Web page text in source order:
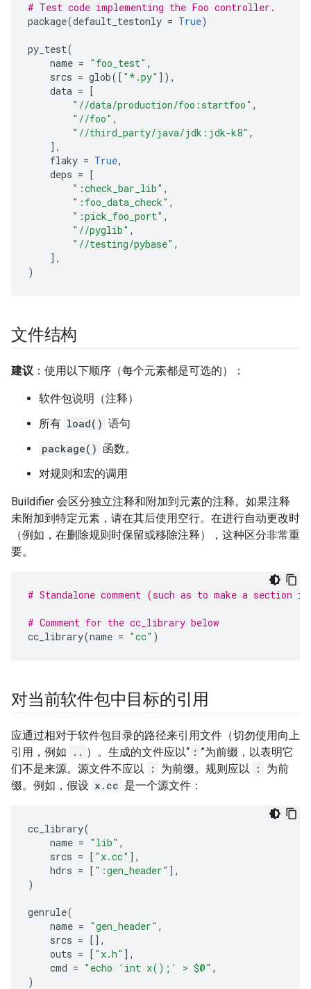
# Test code implementing the Foo controller.
package(default_testonly = True)
py_test(
name = "foo_test" ,
srcs = glob([ "*.py" ]),
data = [
"//data/production/foo:startfoo" ,
"//foo" ,
"//third_party/java/jdk:jdk-k8" ,
],
flaky = True,
deps = [
":check_bar_lib" ,
":foo_data_check" ,
":pick_foo_port" ,
"//pyglib" ,
"//testing/pybase" ,
],
)
文件结构
建议 ：使用以下顺序（每个元素都是可选的）：
软件包说明（注释）
所有 load() 语句
package() 函数。
对规则和宏的调用
Buildifier 会区分独立注释和附加到元素的注释。如果注释
未附加到特定元素，请在其后使用空行。在进行自动更改时
（例如，在删除规则时保留或移除注释），这种区分非常重
要。
# Standalone comment (such as to make a section
# Comment for the cc_library below
cc_library(name = "cc" )
对当前软件包中目标的引用
应通过相对于软件包目录的路径来引用文件（切勿使用向上
引用，例如
.. ）。生成的文件应以“ : ”为前缀，以表明它
们不是来源。源文件不应以
: 为前缀。规则应以 :
为前
缀。例如，假设 x.cc 是一个源文件：
cc_library(
name = "lib" ,
srcs = [ "x.cc" ],
hdrs = [ ":gen_header" ],
)
genrule(
name = "gen_header" ,
srcs = [],
outs = [ "x.h" ],
cmd = "echo 'int x();' > $@" ,
)